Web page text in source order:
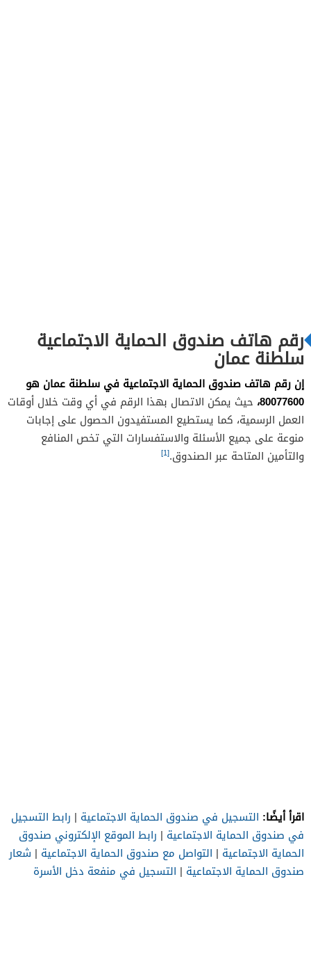
رقم هاتف صندوق الحماية الاجتماعية
سلطنة عمان
إن رقم هاتف صندوق الحماية الاجتماعية في سلطنة عمان هو
80077600، حيث يمكن الاتصال بهذا الرقم في أي وقت خلال أوقات
العمل الرسمية، كما يستطيع المستفيدون الحصول على إجابات
منوعة على جميع الأسئلة والاستفسارات التي تخص المنافع
والتأمين المتاحة عبر الصندوق.[1]
اقرأ أيضًا: التسجيل في صندوق الحماية الاجتماعية | رابط التسجيل
في صندوق الحماية الاجتماعية | رابط الموقع الإلكتروني صندوق
الحماية الاجتماعية | التواصل مع صندوق الحماية الاجتماعية | شعار
صندوق الحماية الاجتماعية | التسجيل في منفعة دخل الأسرة